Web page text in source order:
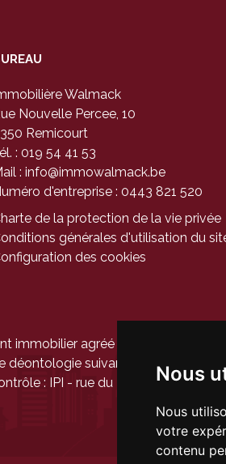
Nous
Nous
votre
contenu
Walmack
Nouvelle Percee, 10
Remicourt
: 019 54 41 53
: info@immowalmack.be
d'entreprise : 0443 821 520
de la protection de la vie privée
générales d'utilisation du
des cookies
immobilier agréé - Belgique - IPI
déontologie suivant
l'arrêté royal
: IPI - rue du Luxembourg 16b